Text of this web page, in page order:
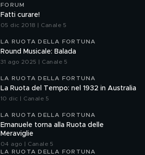
FORUM
Fatti curare!
05 dic 2018 | Canale 5
LA RUOTA DELLA FORTUNA
Round Musicale: Balada
31 ago 2025 | Canale 5
LA RUOTA DELLA FORTUNA
La Ruota del Tempo: nel 1932 in Australia
10 dic | Canale 5
LA RUOTA DELLA FORTUNA
Emanuele torna alla Ruota delle
Meraviglie
04 ago | Canale 5
LA RUOTA DELLA FORTUNA